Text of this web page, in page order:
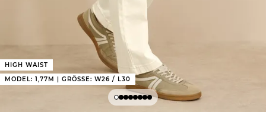
HIGH WAIST
MODEL: 1,77M | GRÖSSE: W26 / L30